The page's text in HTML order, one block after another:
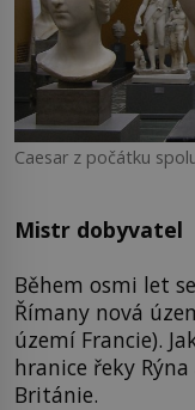
Caesar z počátku
Mistr dobyvatel
Během osmi let
Římany nová
území Francie).
hranice řeky
Británie.